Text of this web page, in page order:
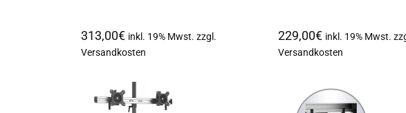
313,00€ inkl. 19% Mwst. zzgl.
Versandkosten
229,00€ inkl. 19% Mwst.
Versandkosten